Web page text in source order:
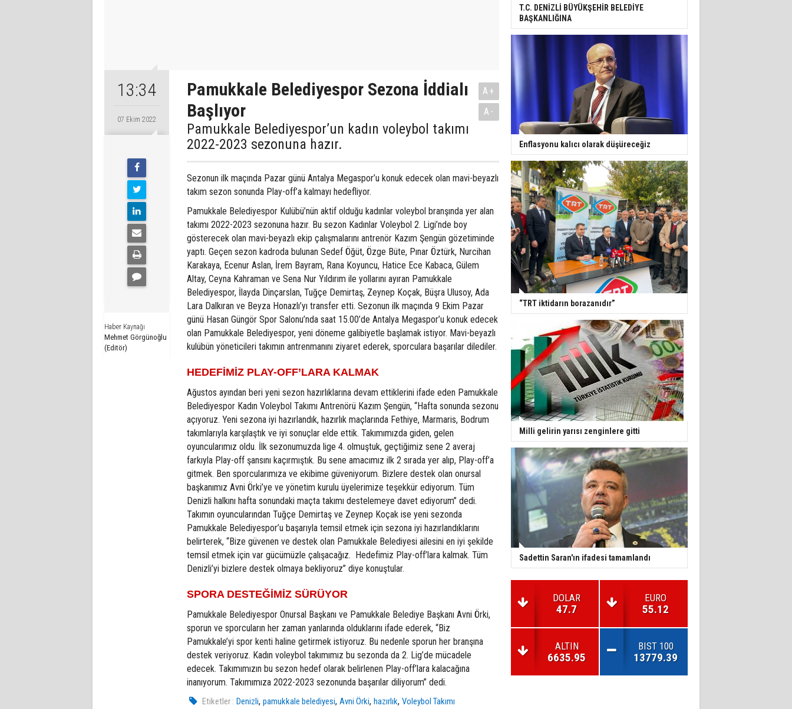
13:34
07 Ekim 2022
Haber Kaynağı
Mehmet Görgünoğlu
(Editör)
Pamukkale Belediyespor Sezona İddialı
Başlıyor
Pamukkale Belediyespor’un kadın voleybol takımı
2022-2023 sezonuna hazır.
A+
A-
Sezonun ilk maçında Pazar günü Antalya Megaspor’u konuk edecek olan mavi-beyazlı
takım sezon sonunda Play-off’a kalmayı hedefliyor.
Pamukkale Belediyespor Kulübü’nün aktif olduğu kadınlar voleybol branşında yer alan
takımı 2022-2023 sezonuna hazır. Bu sezon Kadınlar Voleybol 2. Ligi’nde boy
gösterecek olan mavi-beyazlı ekip çalışmalarını antrenör Kazım Şengün gözetiminde
yaptı. Geçen sezon kadroda bulunan Sedef Öğüt, Özge Büte, Pınar Öztürk, Nurcihan
Karakaya, Ecenur Aslan, İrem Bayram, Rana Koyuncu, Hatice Ece Kabaca, Gülem
Altay, Ceyna Kahraman ve Sena Nur Yıldırım ile yollarını ayıran Pamukkale
Belediyespor, İlayda Dinçarslan, Tuğçe Demirtaş, Zeynep Koçak, Büşra Ulusoy, Ada
Lara Dalkıran ve Beyza Honazlı’yı transfer etti. Sezonun ilk maçında 9 Ekim Pazar
günü Hasan Güngör Spor Salonu’nda saat 15.00’de Antalya Megaspor’u konuk edecek
olan Pamukkale Belediyespor, yeni döneme galibiyetle başlamak istiyor. Mavi-beyazlı
kulübün yöneticileri takımın antrenmanını ziyaret ederek, sporculara başarılar dilediler.
HEDEFİMİZ PLAY-OFF’LARA KALMAK
Ağustos ayından beri yeni sezon hazırlıklarına devam ettiklerini ifade eden Pamukkale
Belediyespor Kadın Voleybol Takımı Antrenörü Kazım Şengün, “Hafta sonunda sezonu
açıyoruz. Yeni sezona iyi hazırlandık, hazırlık maçlarında Fethiye, Marmaris, Bodrum
takımlarıyla karşılaştık ve iyi sonuçlar elde ettik. Takımımızda giden, gelen
oyuncularımız oldu. İlk sezonumuzda lige 4. olmuştuk, geçtiğimiz sene 2 averaj
farkıyla Play-off şansını kaçırmıştık. Bu sene amacımız ilk 2 sırada yer alıp, Play-off’a
gitmek. Ben sporcularımıza ve ekibime güveniyorum. Bizlere destek olan onursal
başkanımız Avni Örki’ye ve yönetim kurulu üyelerimize teşekkür ediyorum. Tüm
Denizli halkını hafta sonundaki maçta takımı destelemeye davet ediyorum” dedi.
Takımın oyuncularından Tuğçe Demirtaş ve Zeynep Koçak ise yeni sezonda
Pamukkale Belediyespor’u başarıyla temsil etmek için sezona iyi hazırlandıklarını
belirterek, “Bize güvenen ve destek olan Pamukkale Belediyesi ailesini en iyi şekilde
temsil etmek için var gücümüzle çalışacağız. Hedefimiz Play-off’lara kalmak. Tüm
Denizli’yi bizlere destek olmaya bekliyoruz” diye konuştular.
SPORA DESTEĞİMİZ SÜRÜYOR
Pamukkale Belediyespor Onursal Başkanı ve Pamukkale Belediye Başkanı Avni Örki,
sporun ve sporcuların her zaman yanlarında olduklarını ifade ederek, “Biz
Pamukkale’yi spor kenti haline getirmek istiyoruz. Bu nedenle sporun her branşına
destek veriyoruz. Kadın voleybol takımımız bu sezonda da 2. Lig’de mücadele
edecek. Takımımızın bu sezon hedef olarak belirlenen Play-off’lara kalacağına
inanıyorum. Takımımıza 2022-2023 sezonunda başarılar diliyorum” dedi.
Etiketler : Denizli,pamukkale belediyesi,Avni Örki,hazırlık,Voleybol Takımı
T.C. DENİZLİ BÜYÜKŞEHİR BELEDİYE
BAŞKANLIĞINA
Enflasyonu kalıcı olarak düşüreceğiz
“TRT iktidarın borazanıdır”
Milli gelirin yarısı zenginlere gitti
Sadettin Saran'ın ifadesi tamamlandı
DOLAR
47.7
EURO
55.12
ALTIN
6635.95
BIST 100
13779.39